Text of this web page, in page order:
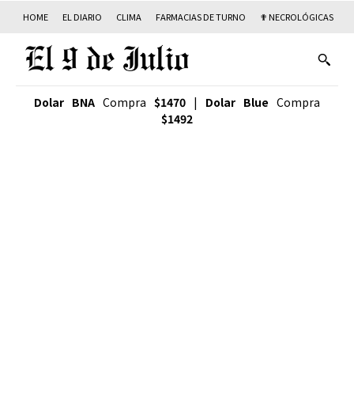
HOME EL DIARIO CLIMA FARMACIAS DE TURNO ✟ NECROLÓGICAS
Dolar BNA Compra $1470 | Dolar Blue Compra
$1492